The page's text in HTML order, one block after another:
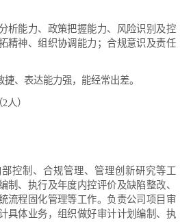
能力、政策把握能力、风险识别及控
精神、组织协调能力；合规意识及责任
表达能力强，能经常出差。
）
制、合规管理、管理创新研究等工
制、执行及年度内控评价及缺陷整改、
流程固化管理等工作。负责公司项目审
具体业务，组织做好审计计划编制、执